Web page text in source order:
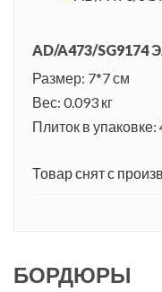
AD/A473/SG9174
Размер: 7*7 см
Вес: 0.093 кг
Плиток в упаковке:
Товар снят с
БОРДЮРЫ